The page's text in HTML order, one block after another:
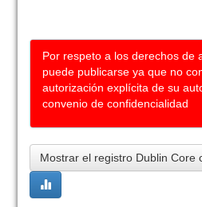
Por respeto a los derechos de
puede publicarse ya que no
autorización explícita de su
convenio de confidencialidad
Mostrar el registro Dublin Core